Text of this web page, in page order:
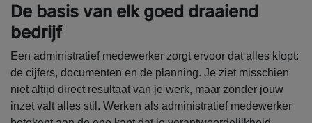
De basis van elk goed draaiend
bedrijf
Een administratief medewerker zorgt ervoor dat alles klopt:
de cijfers, documenten en de planning. Je ziet misschien
niet altijd direct resultaat van je werk, maar zonder jouw
inzet valt alles stil. Werken als administratief medewerker